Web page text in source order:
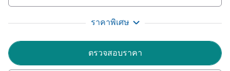
ราคาพิเศษ
ตรวจสอบราคา